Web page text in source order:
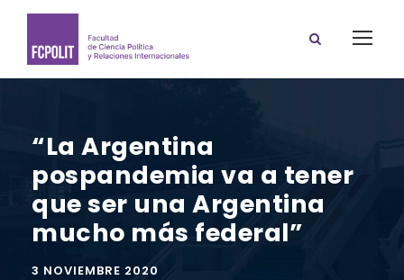
“La Argentina
pospandemia va a tener
que ser una Argentina
mucho más federal”
3 NOVIEMBRE 2020